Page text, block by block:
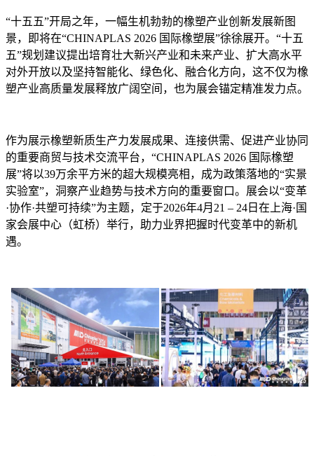
“十五五”开局之年，一幅生机勃勃的橡塑产业创新发展新图
景，即将在“CHINAPLAS 2026 国际橡塑展”徐徐展开。“十五
五”规划建议提出培育壮大新兴产业和未来产业、扩大高水平
对外开放以及坚持智能化、绿色化、融合化方向，这不仅为橡
塑产业高质量发展释放广阔空间，也为展会锚定精准发力点。
作为展示橡塑新质生产力发展成果、连接供需、促进产业协同
的重要商贸与技术交流平台，“CHINAPLAS 2026 国际橡塑
展”将以39万余平方米的超大规模亮相，成为政策落地的“实景
实验室”，洞察产业趋势与技术方向的重要窗口。展会以“变革
·协作·共塑可持续”为主题，定于2026年4月21 – 24日在上海·国
家会展中心（虹桥）举行，助力业界把握时代变革中的新机
遇。